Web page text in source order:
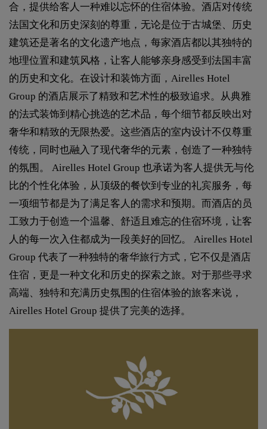
合，提供给客人一种难以忘怀的住宿体验。酒店对传统
法国文化和历史深刻的尊重，无论是位于古城堡、历史
建筑还是著名的文化遗产地点，每家酒店都以其独特的
地理位置和建筑风格，让客人能够亲身感受到法国丰富
的历史和文化。在设计和装饰方面，Airelles Hotel
Group 的酒店展示了精致和艺术性的极致追求。从典雅
的法式装饰到精心挑选的艺术品，每个细节都反映出对
奢华和精致的无限热爱。这些酒店的室内设计不仅尊重
传统，同时也融入了现代奢华的元素，创造了一种独特
的氛围。 Airelles Hotel Group 也承诺为客人提供无与伦
比的个性化体验，从顶级的餐饮到专业的礼宾服务，每
一项细节都是为了满足客人的需求和预期。而酒店的员
工致力于创造一个温馨、舒适且难忘的住宿环境，让客
人的每一次入住都成为一段美好的回忆。 Airelles Hotel
Group 代表了一种独特的奢华旅行方式，它不仅是酒店
住宿，更是一种文化和历史的探索之旅。对于那些寻求
高端、独特和充满历史氛围的住宿体验的旅客来说，
Airelles Hotel Group 提供了完美的选择。